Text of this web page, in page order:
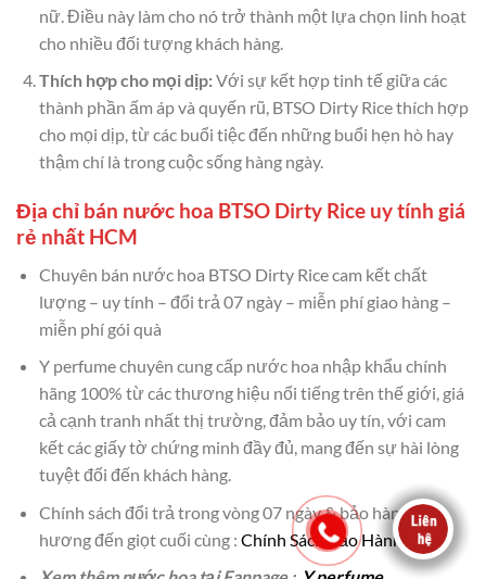
nữ. Điều này làm cho nó trở thành một lựa chọn linh hoạt
cho nhiều đối tượng khách hàng.
Thích hợp cho mọi dịp:Với sự kết hợp tinh tế giữa các
thành phần ấm áp và quyến rũ, BTSO Dirty Rice thích hợp
cho mọi dịp, từ các buổi tiệc đến những buổi hẹn hò hay
thậm chí là trong cuộc sống hàng ngày.
Địa chỉ bán nước hoa BTSO Dirty Rice uy tính giá
rẻ nhất HCM
Chuyên bán nước hoa BTSO Dirty Rice cam kết chất
lượng – uy tính – đổi trả 07 ngày – miễn phí giao hàng –
miễn phí gói quà
Y perfume chuyên cung cấp nước hoa nhập khẩu chính
hãng 100% từ các thương hiệu nổi tiếng trên thế giới, giá
cả cạnh tranh nhất thị trường, đảm bảo uy tín, với cam
kết các giấy tờ chứng minh đầy đủ, mang đến sự hài lòng
tuyệt đối đến khách hàng.
Chính sách đổi trả trong vòng 07 ngày & bảo hành mùi
hương đến giọt cuối cùng : Chính Sách Bảo Hành